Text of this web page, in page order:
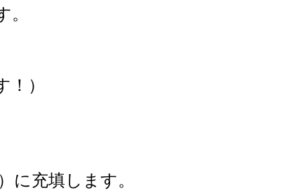
）
充填します。